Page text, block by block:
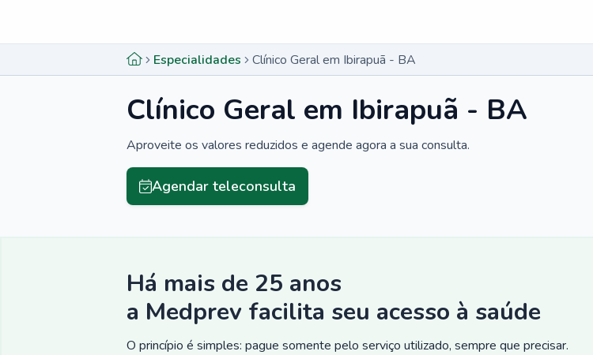
Especialidades Clínico Geral em Ibirapuã - BA
Clínico Geral em Ibirapuã - BA
Aproveite os valores reduzidos e agende agora a sua consulta.
Agendar teleconsulta
Há mais de 25 anos
a Medprev facilita seu acesso à saúde
O princípio é simples: pague somente pelo serviço utilizado, sempre que precisar.